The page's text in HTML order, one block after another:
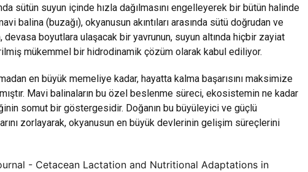
sütün suyun içinde hızla dağılmasını engelleyerek bir bütün halinde
balina (buzağı), okyanusun akıntıları arasında sütü doğrudan ve
boyutlara ulaşacak bir yavrunun, suyun altında hiçbir zayiat
mükemmel bir hidrodinamik çözüm olarak kabul ediliyor.
en büyük memeliye kadar, hayatta kalma başarısını maksimize
Mavi balinaların bu özel beslenme süreci, ekosistemin ne kadar
somut bir göstergesidir. Doğanın bu büyüleyici ve güçlü
zorlayarak, okyanusun en büyük devlerinin gelişim süreçlerini
- Cetacean Lactation and Nutritional Adaptations in